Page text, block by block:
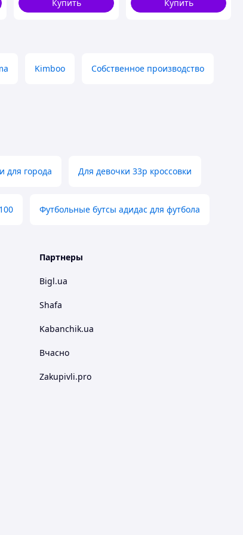
Купить
Купить
Kimboo Собственное производство
для города Для девочки 33р кроссовки
Футбольные бутсы адидас для футбола
Партнеры
Bigl.ua
Shafa
Kabanchik.ua
Вчасно
Zakupivli.pro